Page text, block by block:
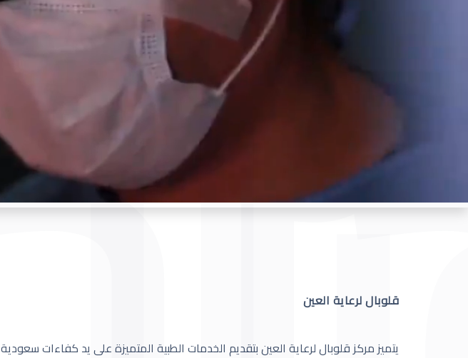
قلوبال لرعاية العين
يتميز مركز قلوبال لرعاية العين بتقديم الخدمات الطبية المتميزة على يد كفاءات سعودية